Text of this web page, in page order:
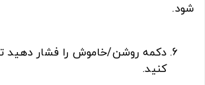
شود.
دکمه روشن/خاموش را فشار دهید
کنید.